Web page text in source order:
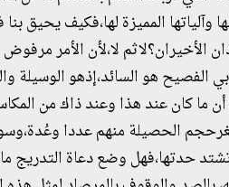
المميزة لها،فكيف يحيق
لا،لأن الأمر
الفصيح هو السائد،إذهو
أن ما كان عند هذا وعند ذاك من
الحصيلة منهم عددا
حدتها،فهل وضع دعاة التدريج